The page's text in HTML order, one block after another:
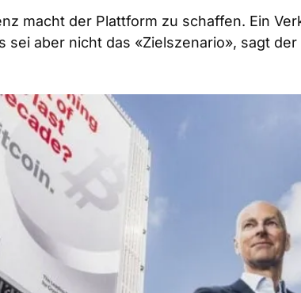
macht der Plattform zu schaffen. Ein
sei aber nicht das «Zielszenario», sagt